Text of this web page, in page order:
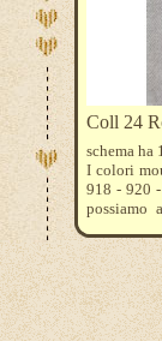
Coll 24
schema ha
I colori
918 - 920
possiamo
tessuto